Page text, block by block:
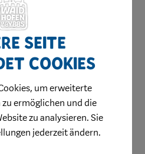
Forst
Referat Forst
Seite
Cookies
um erweiterte
ermöglichen und die
zu analysieren. Sie
jederzeit ändern.